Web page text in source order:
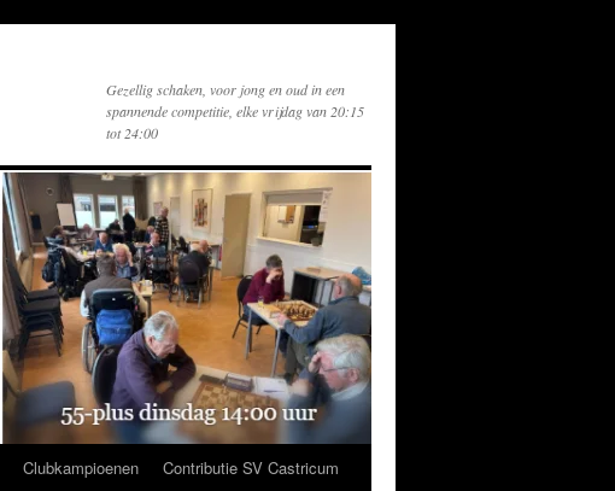
Gezellig schaken, voor jong en oud in een
spannende competitie, elke vrijdag van 20:15
tot 24:00
Clubkampioenen
Contributie SV Castricum